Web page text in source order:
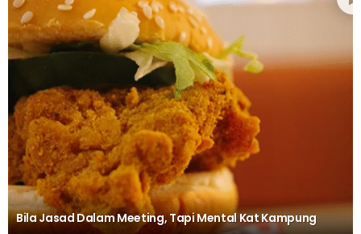
Bila Jasad Dalam Meeting, Tapi Mental Kat Kampung